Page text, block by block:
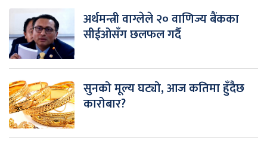
अर्थमन्त्री वाग्लेले २० वाणिज्य बैंकका
सीईओसँग छलफल गर्दै
सुनको मूल्य घट्यो, आज कतिमा हुँदैछ
कारोबार?